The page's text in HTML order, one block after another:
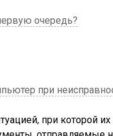
очередь?
при
при которой